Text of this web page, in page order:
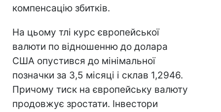
компенсацію збитків.
На цьому тлі курс європейської
валюти по відношенню до долара
США опустився до мінімальної
позначки за 3,5 місяці і склав 1,2946.
Причому тиск на європейську валюту
продовжує зростати. Інвестори